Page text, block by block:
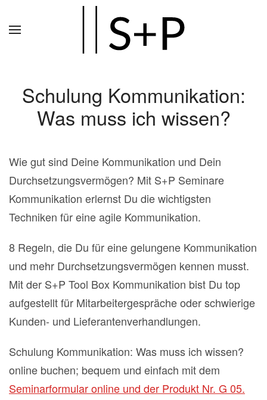
Schulung Kommunikation:
Was muss ich wissen?
Wie gut sind Deine Kommunikation und Dein
Durchsetzungsvermögen? Mit S+P Seminare
Kommunikation erlernst Du die wichtigsten
Techniken für eine agile Kommunikation.
8 Regeln, die Du für eine gelungene Kommunikation
und mehr Durchsetzungsvermögen kennen musst.
Mit der S+P Tool Box Kommunikation bist Du top
aufgestellt für Mitarbeitergespräche oder schwierige
Kunden- und Lieferantenverhandlungen.
Schulung Kommunikation: Was muss ich wissen?
online buchen; bequem und einfach mit dem
Seminarformular online und der Produkt Nr. G 05.